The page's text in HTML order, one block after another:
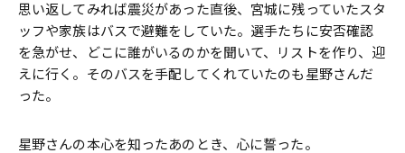
思い返してみれば震災があった直後、宮城に残っていたスタ
ッフや家族はバスで避難をしていた。選手たちに安否確認
を急がせ、どこに誰がいるのかを聞いて、リストを作り、迎
えに行く。そのバスを手配してくれていたのも星野さんだ
った。
星野さんの本心を知ったあのとき、心に誓った。